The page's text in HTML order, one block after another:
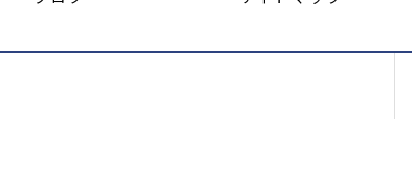
式会社熊沢 ALL RIGHTS RESERVED.